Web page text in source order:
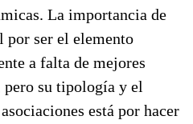
La importancia de
por ser el elemento
a falta de mejores
su tipología y el
está por hacer